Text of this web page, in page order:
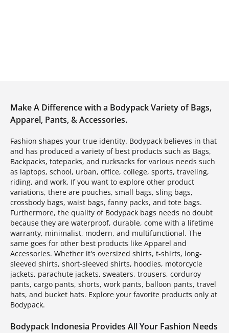
Make A Difference with a Bodypack Variety of Bags,
Apparel, Pants, & Accessories.
Fashion shapes your true identity. Bodypack believes in that
and has produced a variety of best products such as Bags,
Backpacks, totepacks, and rucksacks for various needs such
as laptops, school, urban, office, college, sports, traveling,
riding, and work. If you want to explore other product
variations, there are pouches, small bags, sling bags,
crossbody bags, waist bags, fanny packs, and tote bags.
Furthermore, the quality of Bodypack bags needs no doubt
because they are waterproof, durable, come with a lifetime
warranty, minimalist, modern, and multifunctional. The
same goes for other best products like Apparel and
Accessories. Whether it's oversized shirts, t-shirts, long-
sleeved shirts, short-sleeved shirts, hoodies, motorcycle
jackets, parachute jackets, sweaters, trousers, corduroy
pants, cargo pants, shorts, work pants, balloon pants, travel
hats, and bucket hats. Explore your favorite products only at
Bodypack.
Bodypack Indonesia Provides All Your Fashion Needs